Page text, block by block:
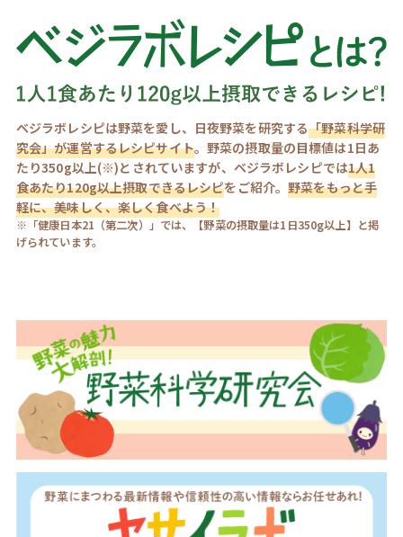
ベジラボレシピは野菜を愛し、日夜野菜を研究する「野菜科学研
究会」が運営するレシピサイト。野菜の摂取量の目標値は1日あ
たり350g以上(※)とされていますが、ベジラボレシピでは1人1
食あたり120g以上摂取できるレシピをご紹介。野菜をもっと手
軽に、美味しく、楽しく食べよう！
※「健康日本21（第二次）」では、【野菜の摂取量は1日350g以上】と掲
げられています。